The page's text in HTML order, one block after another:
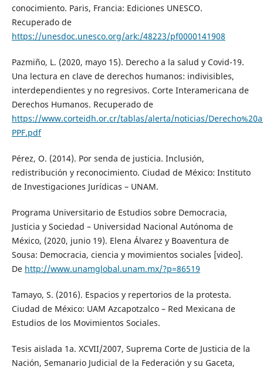
conocimiento. Paris, Francia: Ediciones UNESCO.
Recuperado de
https://unesdoc.unesco.org/ark:/48223/pf0000141908
Pazmiño, L. (2020, mayo 15). Derecho a la salud y Covid-19.
Una lectura en clave de derechos humanos: indivisibles,
interdependientes y no regresivos. Corte Interamericana de
Derechos Humanos. Recuperado de
https://www.corteidh.or.cr/tablas/alerta/noticias/
PPF.pdf
Pérez, O. (2014). Por senda de justicia. Inclusión,
redistribución y reconocimiento. Ciudad de México: Instituto
de Investigaciones Jurídicas – UNAM.
Programa Universitario de Estudios sobre Democracia,
Justicia y Sociedad – Universidad Nacional Autónoma de
México, (2020, junio 19). Elena Álvarez y Boaventura de
Sousa: Democracia, ciencia y movimientos sociales [video].
De http://www.unamglobal.unam.mx/?p=86519
Tamayo, S. (2016). Espacios y repertorios de la protesta.
Ciudad de México: UAM Azcapotzalco – Red Mexicana de
Estudios de los Movimientos Sociales.
Tesis aislada 1a. XCVII/2007, Suprema Corte de Justicia de la
Nación, Semanario Judicial de la Federación y su Gaceta,